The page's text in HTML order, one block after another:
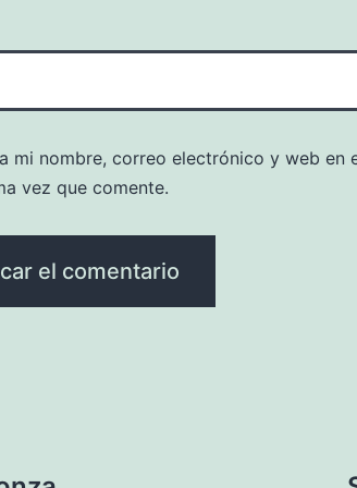
mi nombre, correo electrónico y web en
vez que comente.